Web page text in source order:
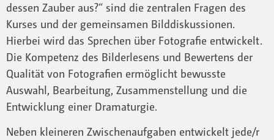
dessen Zauber aus?“ sind die zentralen Fragen des
Kurses und der gemeinsamen Bilddiskussionen.
Hierbei wird das Sprechen über Fotografie entwickelt.
Die Kompetenz des Bilderlesens und Bewertens der
Qualität von Fotografien ermöglicht bewusste
Auswahl, Bearbeitung, Zusammenstellung und die
Entwicklung einer Dramaturgie.
Neben kleineren Zwischenaufgaben entwickelt jede/r